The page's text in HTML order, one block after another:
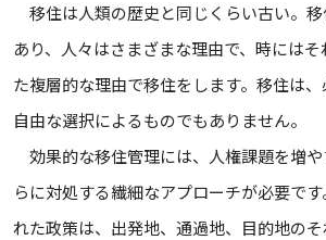
移住は人類の歴史と同じくらい古い。
あり、人々はさまざまな理由で、時には
た複層的な理由で移住をします。移住は
自由な選択によるものでもありません。
効果的な移住管理には、人権課題を増
らに対処する繊細なアプローチが必要で
れた政策は、出発地、通過地、目的地の